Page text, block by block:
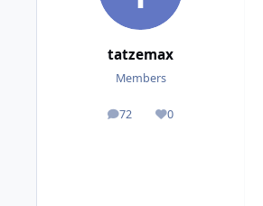
tatzemax
Members
72
posts 0
Reputation